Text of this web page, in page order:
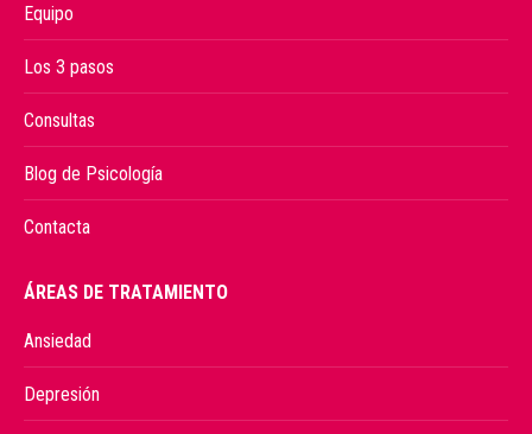
Equipo
Los 3 pasos
Consultas
Blog de Psicología
Contacta
ÁREAS DE TRATAMIENTO
Ansiedad
Depresión